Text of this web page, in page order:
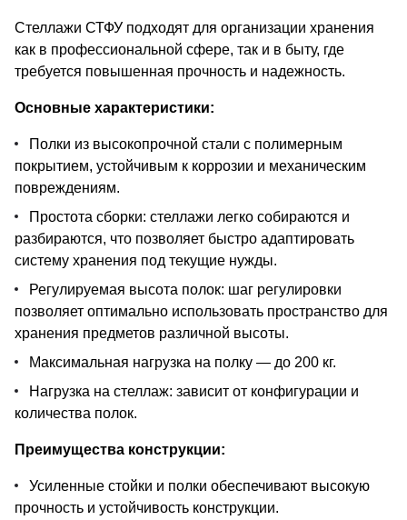
Стеллажи СТФУ подходят для организации хранения
как в профессиональной сфере, так и в быту, где
требуется повышенная прочность и надежность.
Основные характеристики:
Полки из высокопрочной стали с полимерным
покрытием, устойчивым к коррозии и механическим
повреждениям.
Простота сборки: стеллажи легко собираются и
разбираются, что позволяет быстро адаптировать
систему хранения под текущие нужды.
Регулируемая высота полок: шаг регулировки
позволяет оптимально использовать пространство для
хранения предметов различной высоты.
Максимальная нагрузка на полку — до 200 кг.
Нагрузка на стеллаж: зависит от конфигурации и
количества полок.
Преимущества конструкции:
Усиленные стойки и полки обеспечивают высокую
прочность и устойчивость конструкции.